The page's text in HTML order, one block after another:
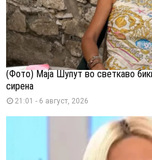
(Фото) Маја Шупут во светкаво
сирена
21:01 - 6 август, 2026